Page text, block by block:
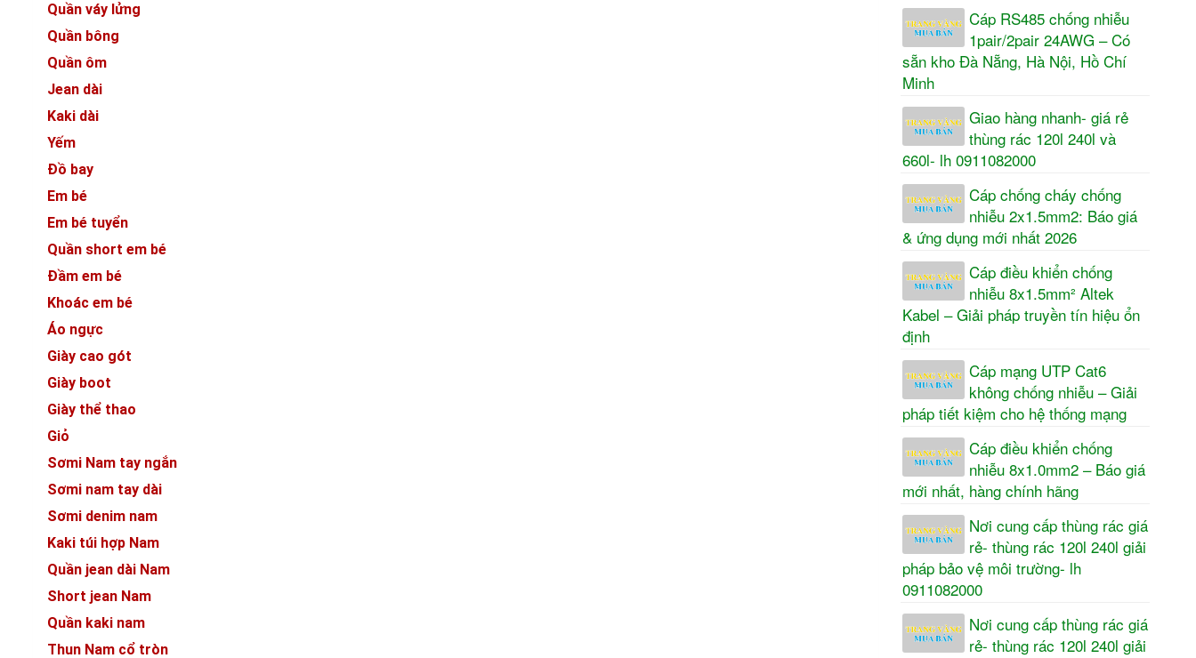
Quần váy lửng
Quần bông
Quần ôm
Jean dài
Kaki dài
Yếm
Đồ bay
Em bé
Em bé tuyển
Quần short em bé
Đầm em bé
Khoác em bé
Áo ngực
Giày cao gót
Giày boot
Giày thể thao
Giỏ
Sơmi Nam tay ngắn
Sơmi nam tay dài
Sơmi denim nam
Kaki túi hợp Nam
Quần jean dài Nam
Short jean Nam
Quần kaki nam
Thun Nam cổ tròn
Cáp RS485 chống nhiễu
1pair/2pair 24AWG – Có
sẵn kho Đà Nẵng, Hà Nội, Hồ Chí
Minh
Giao hàng nhanh- giá rẻ
thùng rác 120l 240l và
660l- lh 0911082000
Cáp chống cháy chống
nhiễu 2x1.5mm2: Báo giá
& ứng dụng mới nhất 2026
Cáp điều khiển chống
nhiễu 8x1.5mm² Altek
Kabel – Giải pháp truyền tín hiệu ổn
định
Cáp mạng UTP Cat6
không chống nhiễu – Giải
pháp tiết kiệm cho hệ thống mạng
Cáp điều khiển chống
nhiễu 8x1.0mm2 – Báo giá
mới nhất, hàng chính hãng
Nơi cung cấp thùng rác giá
rẻ- thùng rác 120l 240l giải
pháp bảo vệ môi trường- lh
0911082000
Nơi cung cấp thùng rác giá
rẻ- thùng rác 120l 240l giải